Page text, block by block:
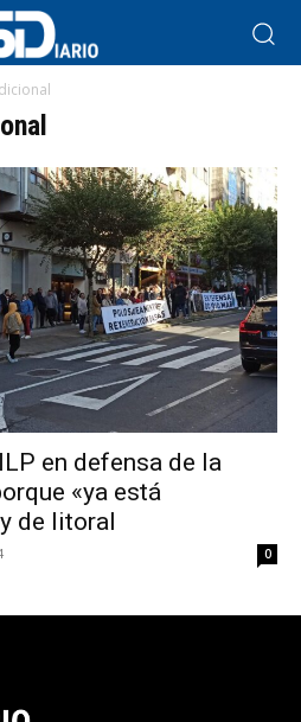
en defensa de la
«ya está
de litoral
0